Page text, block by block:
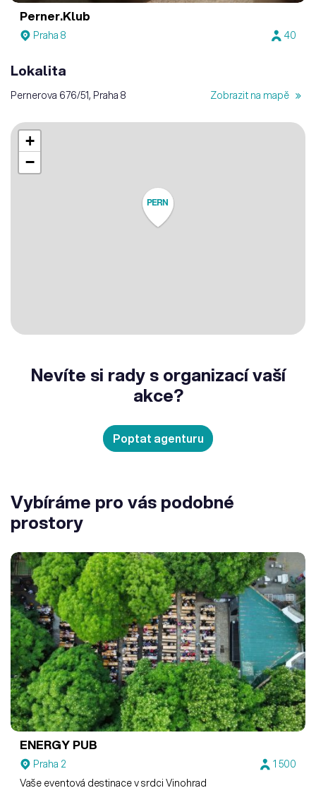
Perner.Klub
Praha 8 40
Lokalita
Pernerova 676/51, Praha 8 Zobrazit na mapě
PERN
+
−
Nevíte si rady s organizací vaší
akce?
Poptat agenturu
Vybíráme pro vás podobné
prostory
ENERGY PUB
Praha 2
1 500
Vaše eventová destinace v srdci Vinohrad